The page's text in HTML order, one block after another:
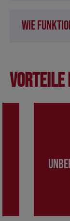
Wie
Vorteile